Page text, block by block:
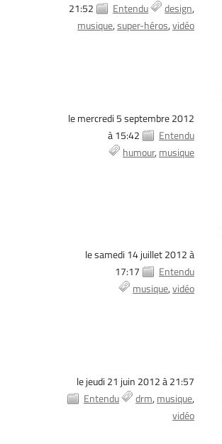
21:52
Entendu
design
musique super-héros vidéo
le mercredi 5 septembre 2012
à 15:42
Entendu
humour musique
le samedi 14 juillet 2012 à
17:17
Entendu
musique vidéo
le jeudi 21 juin 2012 à 21:57
Entendu
drm musique
vidéo